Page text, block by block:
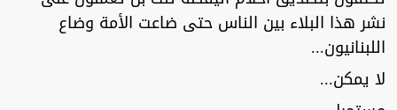
نشر هذا البلاء بين الناس حتى ضاعت الأمة وضاع
اللبنانيون...
لا يمكن...